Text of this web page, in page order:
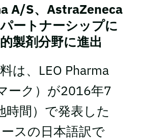
A/S、AstraZeneca
ートナーシップに
製剤分野に進出
は、LEO Pharma
ーク）が2016年7
時間）で発表した
スの日本語訳で